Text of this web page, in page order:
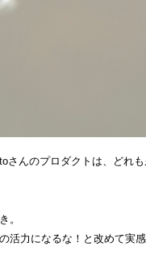
んのプロダクトは、どれ
。
力になるな！と改めて実感